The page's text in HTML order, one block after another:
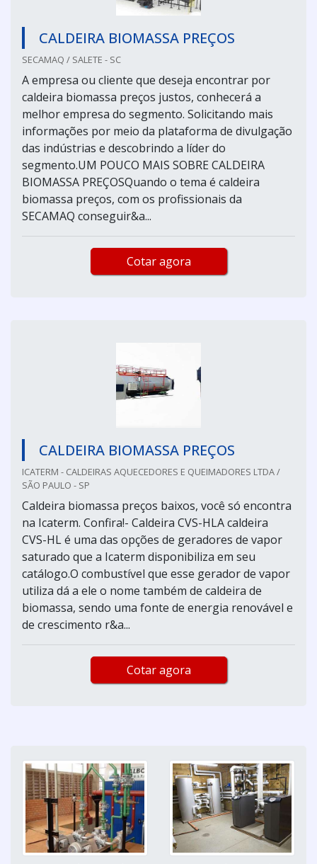
CALDEIRA BIOMASSA PREÇOS
SECAMAQ / SALETE - SC
A empresa ou cliente que deseja encontrar por
caldeira biomassa preços justos, conhecerá a
melhor empresa do segmento. Solicitando mais
informações por meio da plataforma de divulgação
das indústrias e descobrindo a líder do
segmento.UM POUCO MAIS SOBRE CALDEIRA
BIOMASSA PREÇOSQuando o tema é caldeira
biomassa preços, com os profissionais da
SECAMAQ conseguir&a...
Cotar agora
CALDEIRA BIOMASSA PREÇOS
ICATERM - CALDEIRAS AQUECEDORES E QUEIMADORES LTDA /
SÃO PAULO - SP
Caldeira biomassa preços baixos, você só encontra
na Icaterm. Confira!- Caldeira CVS-HLA caldeira
CVS-HL é uma das opções de geradores de vapor
saturado que a Icaterm disponibiliza em seu
catálogo.O combustível que esse gerador de vapor
utiliza dá a ele o nome também de caldeira de
biomassa, sendo uma fonte de energia renovável e
de crescimento r&a...
Cotar agora